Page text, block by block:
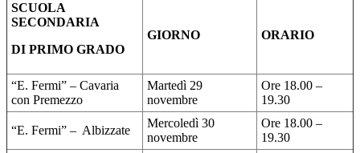
SCUOLA
SECONDARIA
DI PRIMO GRADO
GIORNO ORARIO
“E. Fermi” – Cavaria
con Premezzo
Martedì 29
novembre
Ore 18.00 –
19.30
“E. Fermi” – Albizzate
Mercoledì 30
novembre
Ore 18.00 –
19.30